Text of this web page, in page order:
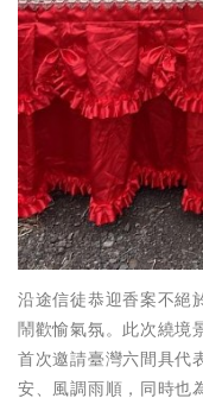
沿途信徒恭迎香案不絕
鬧歡愉氣氛。此次繞境
首次邀請臺灣六間具代
安、風調雨順，同時也